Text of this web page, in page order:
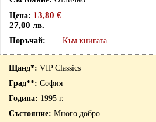
13,80 €
27,00 лв.
Към книгата
VIP Classics
София
1995 г.
Много добро